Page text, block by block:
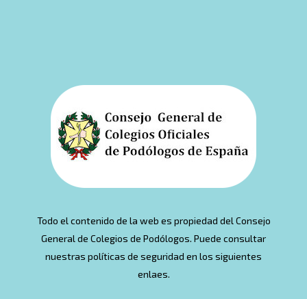
Todo el contenido de la web es propiedad del Consejo
General de Colegios de Podólogos. Puede consultar
nuestras políticas de seguridad en los siguientes
enlaes.